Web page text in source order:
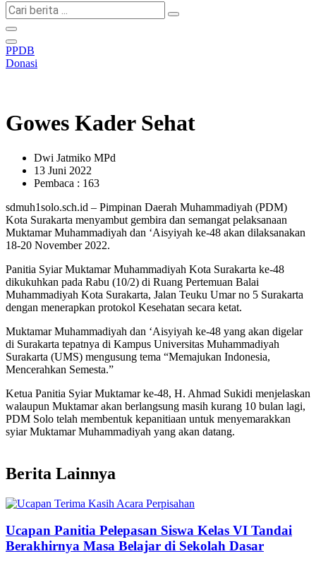
Cari
berita
...
PPDB
Donasi
Gowes Kader Sehat
Dwi Jatmiko MPd
13 Juni 2022
Pembaca : 163
sdmuh1solo.sch.id – Pimpinan Daerah Muhammadiyah (PDM)
Kota Surakarta menyambut gembira dan semangat pelaksanaan
Muktamar Muhammadiyah dan ‘Aisyiyah ke-48 akan dilaksanakan
18-20 November 2022.
Panitia Syiar Muktamar Muhammadiyah Kota Surakarta ke-48
dikukuhkan pada Rabu (10/2) di Ruang Pertemuan Balai
Muhammadiyah Kota Surakarta, Jalan Teuku Umar no 5 Surakarta
dengan menerapkan protokol Kesehatan secara ketat.
Muktamar Muhammadiyah dan ‘Aisyiyah ke-48 yang akan digelar
di Surakarta tepatnya di Kampus Universitas Muhammadiyah
Surakarta (UMS) mengusung tema “Memajukan Indonesia,
Mencerahkan Semesta.”
Ketua Panitia Syiar Muktamar ke-48, H. Ahmad Sukidi menjelaskan
walaupun Muktamar akan berlangsung masih kurang 10 bulan lagi,
PDM Solo telah membentuk kepanitiaan untuk menyemarakkan
syiar Muktamar Muhammadiyah yang akan datang.
Berita Lainnya
Ucapan Panitia Pelepasan Siswa Kelas VI Tandai
Berakhirnya Masa Belajar di Sekolah Dasar